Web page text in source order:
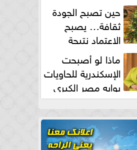
حين تصبح الجودة
ثقافة… يصبح
الاعتماد نتيجة
ماذا لو أصبحت
الإسكندرية للحاويات
بوابه مصر الكبري
بقلم د...